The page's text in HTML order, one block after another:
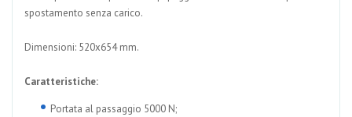
spostamento senza carico.
Dimensioni: 520x654 mm.
Caratteristiche:
Portata al passaggio 5000 N;